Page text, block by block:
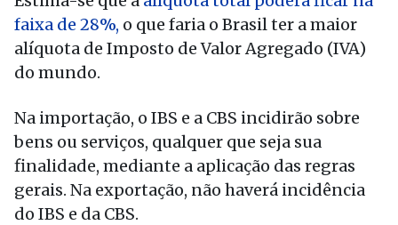
faixa de 28%, o que faria o Brasil ter a maior
alíquota de Imposto de Valor Agregado (IVA)
do mundo.
Na importação, o IBS e a CBS incidirão sobre
bens ou serviços, qualquer que seja sua
finalidade, mediante a aplicação das regras
gerais. Na exportação, não haverá incidência
do IBS e da CBS.